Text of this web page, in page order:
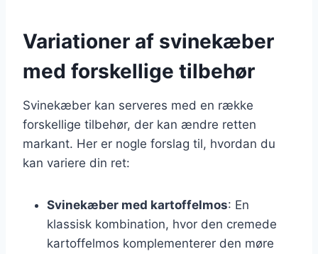
Variationer af svinekæber
med forskellige tilbehør
Svinekæber kan serveres med en række
forskellige tilbehør, der kan ændre retten
markant. Her er nogle forslag til, hvordan du
kan variere din ret:
Svinekæber med kartoffelmos: En
klassisk kombination, hvor den cremede
kartoffelmos komplementerer den møre